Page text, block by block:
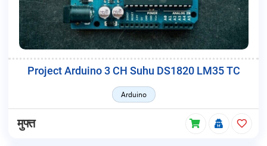
Project Arduino 3 CH Suhu DS1820 LM35 TC
Arduino
मुफ्त